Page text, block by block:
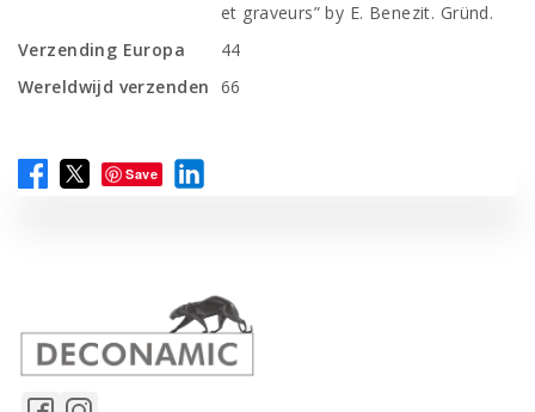
et graveurs” by E. Benezit. Gründ.
Verzending Europa
44
Wereldwijd verzenden 66
Save